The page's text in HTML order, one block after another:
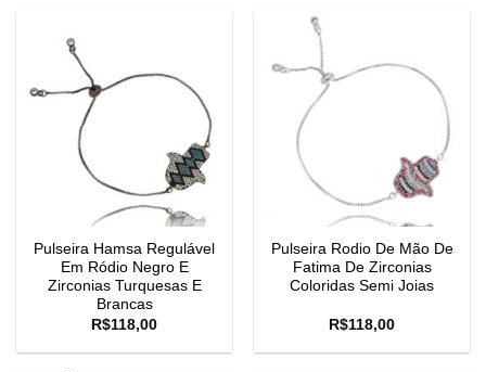
Pulseira Hamsa Regulável
Em Ródio Negro E
Zirconias Turquesas E
Brancas
R$118,00
Pulseira Rodio De Mão De
Fatima De Zirconias
Coloridas Semi Joias
R$118,00